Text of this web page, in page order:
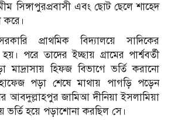
সিঙ্গাপুরপ্রবাসী এবং ছোট ছেলে শাহেদ
করে।
প্রাথমিক বিদ্যালয়ে সাদিকের
পরে তাদের ইচ্ছায় গ্রামের পার্শ্ববর্তী
মাদ্রাসায় হিফজ বিভাগে ভর্তি করানো
পড়া শেষে মাথায় পাগড়ি পড়েন
আবদুল্লাহপুর জামিআ দীনিয়া ইসলামিয়া
ভর্তি হয়ে পড়াশোনা করছিল সে।